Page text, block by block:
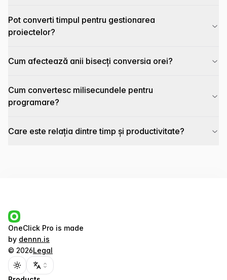
Pot converti timpul pentru gestionarea
proiectelor?
Cum afectează anii bisecți conversia orei?
Cum convertesc milisecundele pentru
programare?
Care este relația dintre timp și productivitate?
OneClick Pro is made
by dennn.is
© 2026Legal
Toggle theme